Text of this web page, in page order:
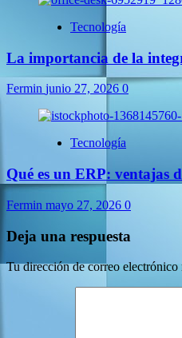
Tecnología
La importancia de la
Fermin junio 27, 2026 0
Tecnología
Qué es un ERP: ventajas
Fermin mayo 27, 2026 0
Deja una respuesta
Tu dirección de correo electrónico